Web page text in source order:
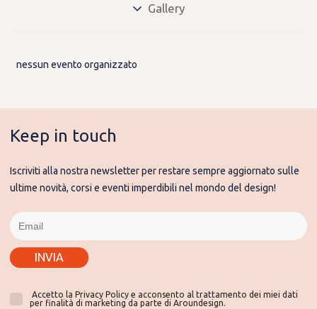
Gallery
nessun evento organizzato
Keep in touch
Iscriviti alla nostra newsletter per restare sempre aggiornato sulle
ultime novità, corsi e eventi imperdibili nel mondo del design!
INVIA
Accetto la Privacy Policy e acconsento al trattamento dei miei dati
per finalità di marketing da parte di Aroundesign.